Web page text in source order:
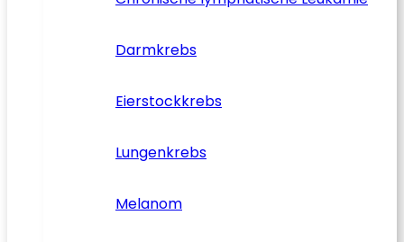
Darmkrebs
Eierstockkrebs
Lungenkrebs
Melanom